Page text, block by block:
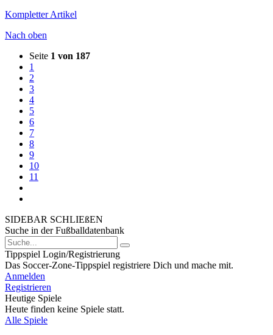
Kompletter Artikel
Nach oben
Seite 1 von 187
1
2
3
4
5
6
7
8
9
10
11
SIDEBAR SCHLIEßEN
Suche in der Fußballdatenbank
Tippspiel Login/Registrierung
Das Soccer-Zone-Tippspiel registriere Dich und mache mit.
Anmelden
Registrieren
Heutige Spiele
Heute finden keine Spiele statt.
Alle Spiele